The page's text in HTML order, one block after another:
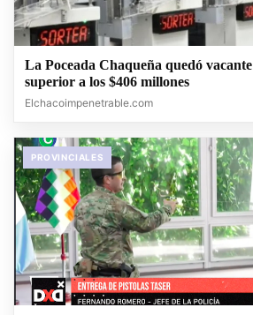
La Poceada Chaqueña quedó
superior a los $406 millones
Elchacoimpenetrable.com
PROVINCIALES